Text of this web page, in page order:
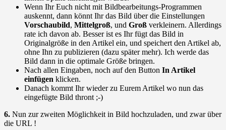
Wenn Ihr Euch nicht mit Bildbearbeitungs-Programmen
auskennt, dann könnt Ihr das Bild über die Einstellungen
Vorschaubild, Mittelgroß, und Groß verkleinern. Allerdings
rate ich davon ab. Besser ist es Ihr fügt das Bild in
Originalgröße in den Artikel ein, und speichert den Artikel ab,
ohne Ihn zu publizieren (dazu später mehr). Ich werde das
Bild dann in die optimale Größe bringen.
Nach allen Eingaben, noch auf den Button In Artikel
einfügen klicken.
Danach kommt Ihr wieder zu Eurem Artikel wo nun das
eingefügte Bild thront ;-)
6. Nun zur zweiten Möglichkeit in Bild hochzuladen, und zwar über
die URL !